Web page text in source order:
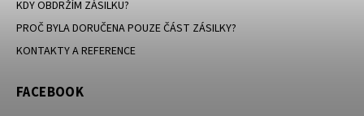
KDY OBDRŽÍM ZÁSILKU?
PROČ BYLA DORUČENA POUZE ČÁST ZÁSILKY?
KONTAKTY A REFERENCE
FACEBOOK